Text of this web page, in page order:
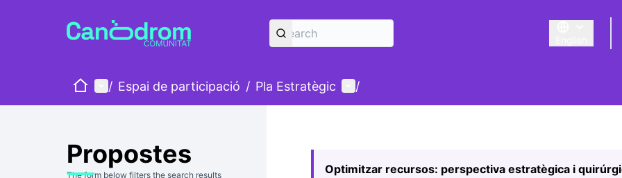
Triar la llengua
HomeMain menu
/ Espai de participació / Pla Estratègic User menu
/
Propostes
The form below filters the search results
Optimitzar recursos: perspectiva estratègica i